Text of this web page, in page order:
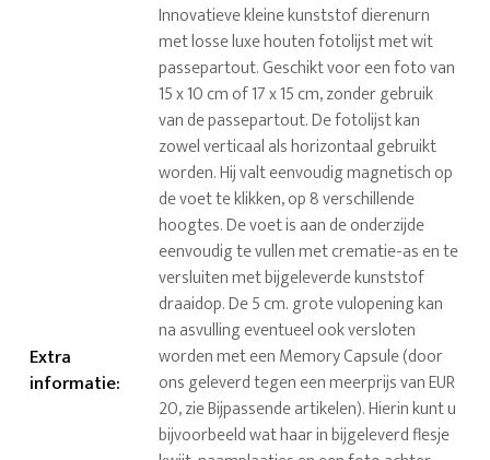
Extra
informatie:
Innovatieve kleine kunststof dierenurn
met losse luxe houten fotolijst met wit
passepartout. Geschikt voor een foto van
15 x 10 cm of 17 x 15 cm, zonder gebruik
van de passepartout. De fotolijst kan
zowel verticaal als horizontaal gebruikt
worden. Hij valt eenvoudig magnetisch op
de voet te klikken, op 8 verschillende
hoogtes. De voet is aan de onderzijde
eenvoudig te vullen met crematie-as en te
versluiten met bijgeleverde kunststof
draaidop. De 5 cm. grote vulopening kan
na asvulling eventueel ook versloten
worden met een Memory Capsule (door
ons geleverd tegen een meerprijs van EUR
20, zie Bijpassende artikelen). Hierin kunt u
bijvoorbeeld wat haar in bijgeleverd flesje